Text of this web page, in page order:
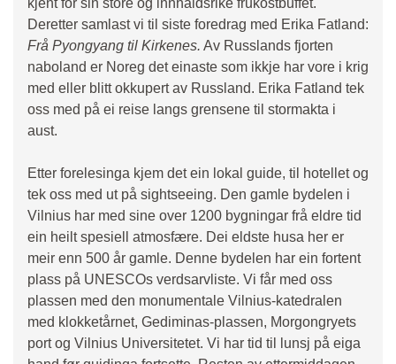
kjent for sin store og innhaldsrike frukostbuffet.
Deretter samlast vi til siste foredrag med Erika Fatland:
Frå Pyongyang til Kirkenes. Av Russlands fjorten
naboland er Noreg det einaste som ikkje har vore i krig
med eller blitt okkupert av Russland. Erika Fatland tek
oss med på ei reise langs grensene til stormakta i
aust.
Etter forelesinga kjem det ein lokal guide, til hotellet og
tek oss med ut på sightseeing. Den gamle bydelen i
Vilnius har med sine over 1200 bygningar frå eldre tid
ein heilt spesiell atmosfære. Dei eldste husa her er
meir enn 500 år gamle. Denne bydelen har ein fortent
plass på UNESCOs verdsarvliste. Vi får med oss
plassen med den monumentale Vilnius-katedralen
med klokketårnet, Gediminas-plassen, Morgongryets
port og Vilnius Universitetet. Vi har tid til lunsj på eiga